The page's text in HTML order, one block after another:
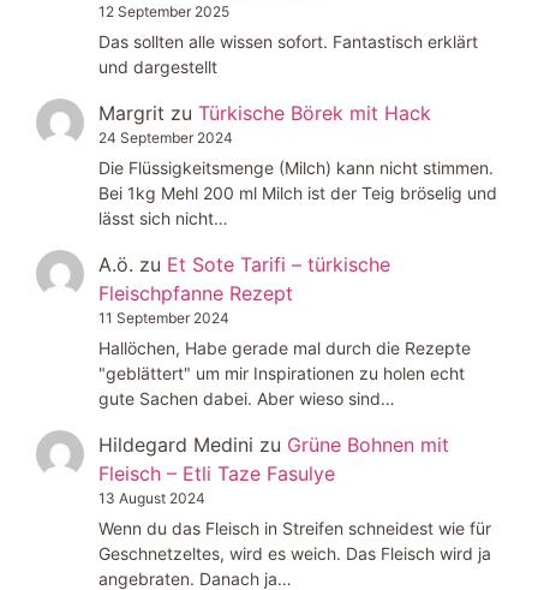
12 September 2025
Das sollten alle wissen sofort. Fantastisch erklärt
und dargestellt
Margrit zu Türkische Börek mit Hack
24 September 2024
Die Flüssigkeitsmenge (Milch) kann nicht stimmen.
Bei 1kg Mehl 200 ml Milch ist der Teig bröselig und
lässt sich nicht…
A.ö. zu Et Sote Tarifi – türkische
Fleischpfanne Rezept
11 September 2024
Hallöchen, Habe gerade mal durch die Rezepte
"geblättert" um mir Inspirationen zu holen echt
gute Sachen dabei. Aber wieso sind…
Hildegard Medini zu Grüne Bohnen mit
Fleisch – Etli Taze Fasulye
13 August 2024
Wenn du das Fleisch in Streifen schneidest wie für
Geschnetzeltes, wird es weich. Das Fleisch wird ja
angebraten. Danach ja…